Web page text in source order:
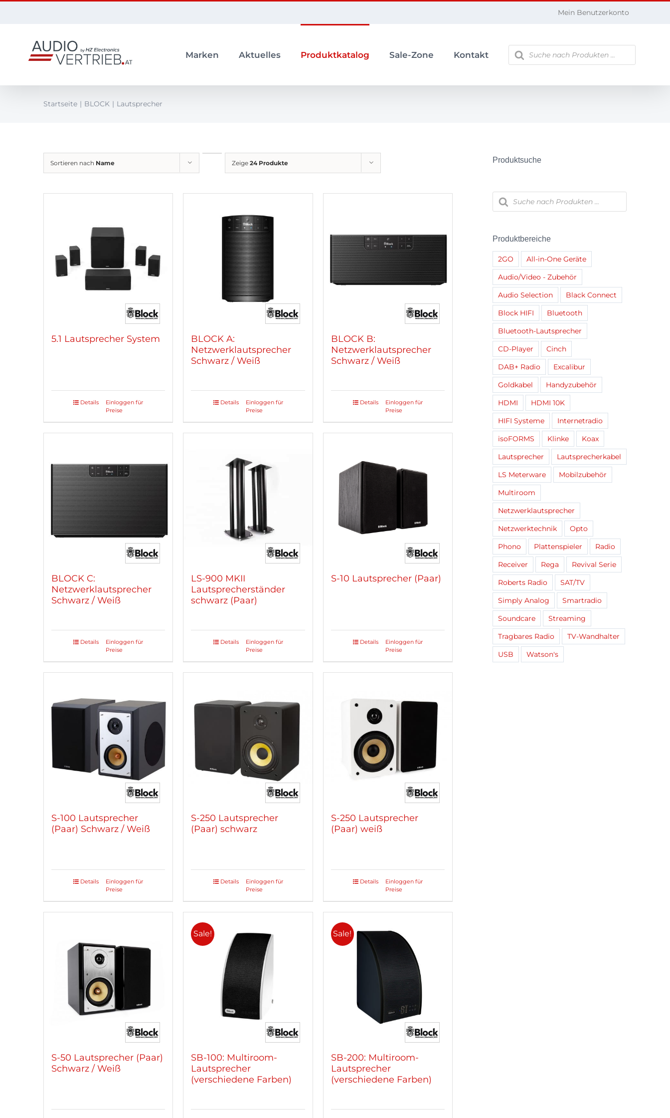
Mein Benutzerkonto
Marken Aktuelles Produktkatalog Sale-Zone Kontakt
Products
search
Startseite BLOCK Lautsprecher
Sortieren nach Name Zeige 24 Produkte
5.1 Lautsprecher System
Einloggen für
Preise
Details
BLOCK A:
Netzwerklautsprecher
Schwarz / Weiß
Dieses
werden
Einloggen für
Preise
Details
BLOCK B:
Netzwerklautsprecher
Schwarz / Weiß
Dieses
auf.
Die
Optionen
können
auf
werden
Einloggen für
Preise
Details
BLOCK C:
Netzwerklautsprecher
Schwarz / Weiß
Dieses
auf.
der
werden
Einloggen für
Preise
Details
LS-900 MKII
Lautsprecherständer
schwarz (Paar)
Einloggen für
Preise
Details
S-10 Lautsprecher (Paar)
Einloggen für
Preise
Details
S-100 Lautsprecher
(Paar) Schwarz / Weiß
Dieses
auf.
Optionen
können
werden
Einloggen für
Preise
Details
S-250 Lautsprecher
(Paar) schwarz
Einloggen für
Preise
Details
S-250 Lautsprecher
(Paar) weiß
Einloggen für
Preise
Details
S-50 Lautsprecher (Paar)
Schwarz / Weiß
Sale!
SB-100: Multiroom-
Lautsprecher
(verschiedene Farben)
Sale!
SB-200: Multiroom-
Lautsprecher
(verschiedene Farben)
Produktsuche
Products
search
Produktbereiche
2GO
All-in-One Geräte
Audio/Video - Zubehör
Audio Selection
Black Connect
Block HIFI
Bluetooth
Bluetooth-Lautsprecher
CD-Player
Cinch
DAB+ Radio
Excalibur
Goldkabel
Handyzubehör
HDMI
HDMI 10K
HIFI Systeme
Internetradio
isoFORMS
Klinke
Koax
Lautsprecher
Lautsprecherkabel
LS Meterware
Mobilzubehör
Multiroom
Netzwerklautsprecher
Netzwerktechnik
Opto
Phono
Plattenspieler
Radio
Receiver
Rega
Revival Serie
Roberts Radio
SAT/TV
Simply Analog
Smartradio
Soundcare
Streaming
Tragbares Radio
TV-Wandhalter
USB
Watson's